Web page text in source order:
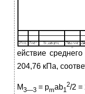
ействие
204,76 кПа,
M3—3 = pmab1
2/2 =